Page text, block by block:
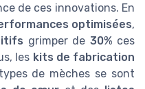
de ces innovations. En
optimisées,
grimper de 30% ces
les kits de fabrication
de mèches se sont